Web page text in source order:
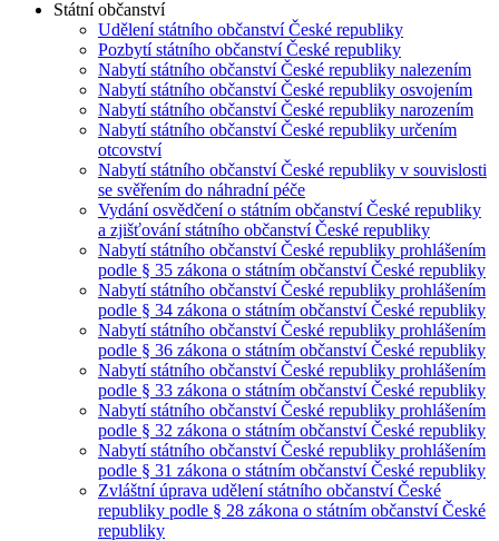
Státní občanství
Udělení státního občanství České republiky
Pozbytí státního občanství České republiky
Nabytí státního občanství České republiky nalezením
Nabytí státního občanství České republiky osvojením
Nabytí státního občanství České republiky narozením
Nabytí státního občanství České republiky určením
otcovství
Nabytí státního občanství České republiky v souvislosti
se svěřením do náhradní péče
Vydání osvědčení o státním občanství České republiky
a zjišťování státního občanství České republiky
Nabytí státního občanství České republiky prohlášením
podle § 35 zákona o státním občanství České republiky
Nabytí státního občanství České republiky prohlášením
podle § 34 zákona o státním občanství České republiky
Nabytí státního občanství České republiky prohlášením
podle § 36 zákona o státním občanství České republiky
Nabytí státního občanství České republiky prohlášením
podle § 33 zákona o státním občanství České republiky
Nabytí státního občanství České republiky prohlášením
podle § 32 zákona o státním občanství České republiky
Nabytí státního občanství České republiky prohlášením
podle § 31 zákona o státním občanství České republiky
Zvláštní úprava udělení státního občanství České
republiky podle § 28 zákona o státním občanství České
republiky